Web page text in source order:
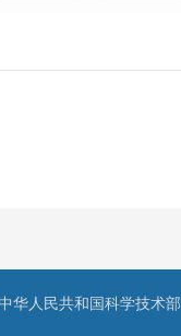
华人民共和国科学技术部